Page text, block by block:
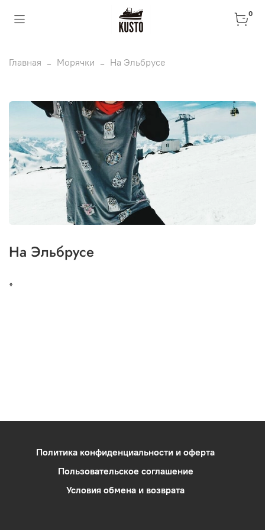
0
Главная Морячки На Эльбрусе
На Эльбрусе
*
Политика конфиденциальности и оферта
Пользовательское соглашение
Условия обмена и возврата